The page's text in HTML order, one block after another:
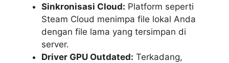
Sinkronisasi Cloud: Platform seperti
Steam Cloud menimpa file lokal Anda
dengan file lama yang tersimpan di
server.
Driver GPU Outdated: Terkadang,